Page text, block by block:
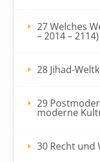
27 Welches
– 2014 – 2114)
28 Jihad-
29
moderne
30 Recht und